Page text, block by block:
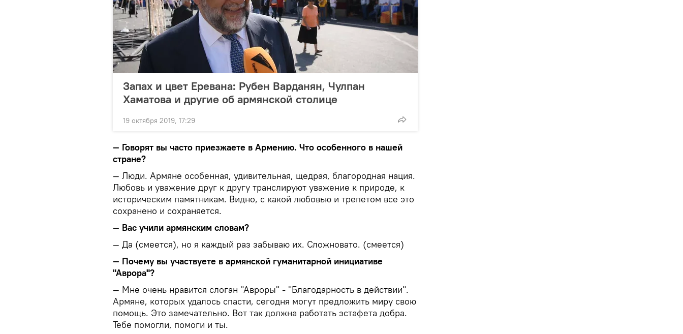
Запах и цвет Еревана: Рубен Варданян, Чулпан
Хаматова и другие об армянской столице
19 октября 2019, 17:29
— Говорят вы часто приезжаете в Армению. Что особенного в нашей
стране?
— Люди. Армяне особенная, удивительная, щедрая, благородная нация.
Любовь и уважение друг к другу транслируют уважение к природе, к
историческим памятникам. Видно, с какой любовью и трепетом все это
сохранено и сохраняется.
— Вас учили армянским словам?
— Да (смеется), но я каждый раз забываю их. Сложновато. (смеется)
— Почему вы участвуете в армянской гуманитарной инициативе
"Аврора"?
— Мне очень нравится слоган "Авроры" - "Благодарность в действии".
Армяне, которых удалось спасти, сегодня могут предложить миру свою
помощь. Это замечательно. Вот так должна работать эстафета добра.
Тебе помогли, помоги и ты.